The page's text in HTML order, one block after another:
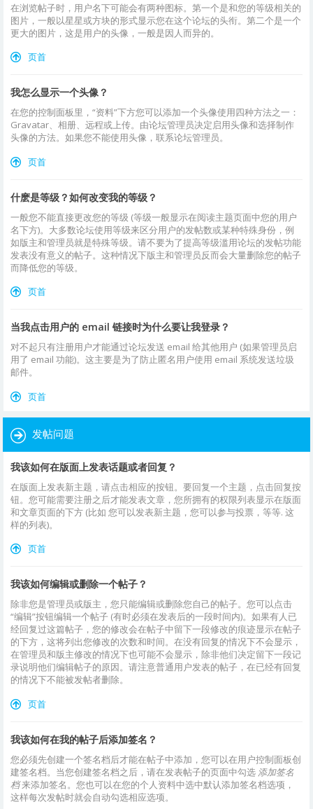
在浏览帖子时，用户名下可能会有两种图标。第一个是和您的等级相关的
图片，一般以星星或方块的形式显示您在这个论坛的头衔。第二个是一个
更大的图片，这是用户的头像，一般是因人而异的。
页首
我怎么显示一个头像？
在您的控制面板里，“资料”下方您可以添加一个头像使用四种方法之一：
Gravatar、相册、远程或上传。由论坛管理员决定启用头像和选择制作
头像的方法。如果您不能使用头像，联系论坛管理员。
页首
什麽是等级？如何改变我的等级？
一般您不能直接更改您的等级 (等级一般显示在阅读主题页面中您的用户
名下方)。大多数论坛使用等级来区分用户的发帖数或某种特殊身份，例
如版主和管理员就是特殊等级。请不要为了提高等级滥用论坛的发帖功能
发表没有意义的帖子。这种情况下版主和管理员反而会大量删除您的帖子
而降低您的等级。
页首
当我点击用户的 email 链接时为什么要让我登录？
对不起只有注册用户才能通过论坛发送 email 给其他用户 (如果管理员启
用了 email 功能)。这主要是为了防止匿名用户使用 email 系统发送垃圾
邮件。
页首
发帖问题
我该如何在版面上发表话题或者回复？
在版面上发表新主题，请点击相应的按钮。要回复一个主题，点击回复按
钮。您可能需要注册之后才能发表文章，您所拥有的权限列表显示在版面
和文章页面的下方 (比如 您可以发表新主题，您可以参与投票，等等. 这
样的列表)。
页首
我该如何编辑或删除一个帖子？
除非您是管理员或版主，您只能编辑或删除您自己的帖子。您可以点击
“编辑”按钮编辑一个帖子 (有时必须在发表后的一段时间内)。如果有人已
经回复过这篇帖子，您的修改会在帖子中留下一段修改的痕迹显示在帖子
的下方，这将列出您修改的次数和时间。在没有回复的情况下不会显示，
在管理员和版主修改的情况下也可能不会显示，除非他们决定留下一段记
录说明他们编辑帖子的原因。请注意普通用户发表的帖子，在已经有回复
的情况下不能被发帖者删除。
页首
我该如何在我的帖子后添加签名？
您必须先创建一个签名档后才能在帖子中添加，您可以在用户控制面板创
建签名档。当您创建签名档之后，请在发表帖子的页面中勾选 添加签名
档来添加签名。您也可以在您的个人资料中选中默认添加签名档选项，
这样每次发帖时就会自动勾选相应选项。